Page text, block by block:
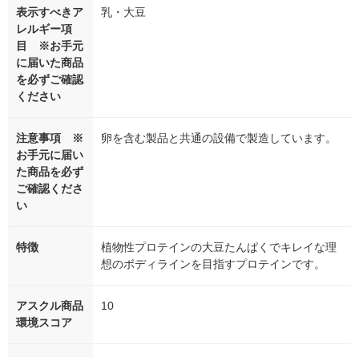
表示すべきア
レルギー項
目 ※お手元
に届いた商品
を必ずご確認
ください
乳・大豆
注意事項 ※
お手元に届い
た商品を必ず
ご確認くださ
い
卵を含む製品と共通の設備で製造しています。
特徴
植物性プロテインの大豆たんぱくでキレイな理
想のボディラインを目指すプロテインです。
アスクル商品
環境スコア
10